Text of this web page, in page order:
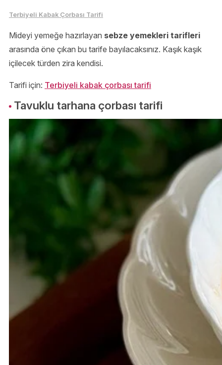
Terbiyeli Kabak Çorbası Tarifi
Mideyi yemeğe hazırlayan sebze yemekleri tarifleri
arasında öne çıkan bu tarife bayılacaksınız. Kaşık kaşık
içilecek türden zira kendisi.
Tarifi için: Terbiyeli kabak çorbası tarifi
Tavuklu tarhana çorbası tarifi